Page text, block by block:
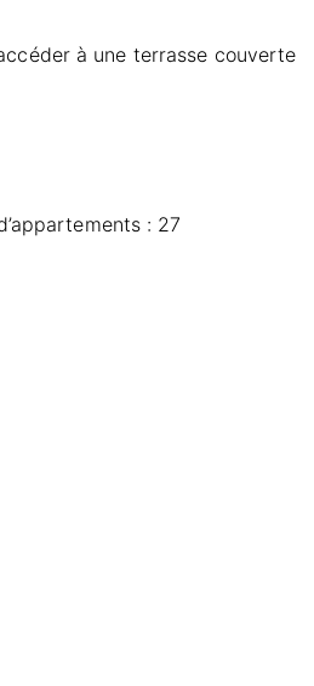
à une terrasse couverte
: 27